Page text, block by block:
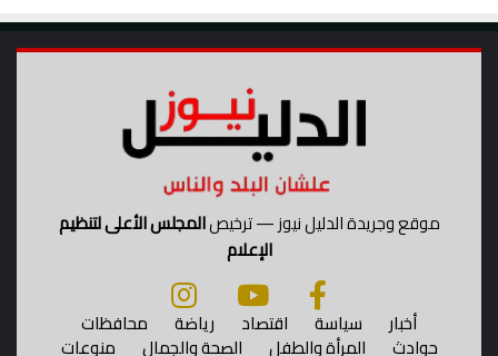
ي
ن
موقع وجريدة الدليل نيوز — ترخيصالمجلس الأعلى لتنظيم
الإعلام
أخبار سياسة اقتصاد رياضة محافظات
حوادث المرأة والطفل الصحة والجمال منوعات